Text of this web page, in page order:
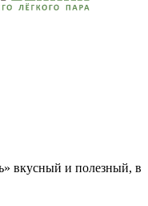
вкусный и полезный, в